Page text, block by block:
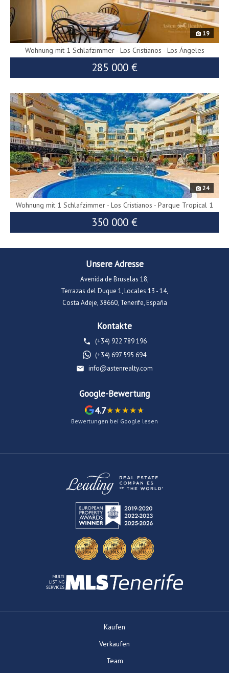
19
Wohnung mit 1 Schlafzimmer - Los Cristianos - Los Ángeles
285 000 €
24
Wohnung mit 1 Schlafzimmer - Los Cristianos - Parque Tropical 1
350 000 €
Unsere Adresse
Avenida de Bruselas 18,
Terrazas del Duque 1, Locales 13 - 14,
Costa Adeje, 38660, Tenerife, España
Kontakte
(+34) 922 789 196
(+34) 697 595 694
info@astenrealty.com
Google-Bewertung
4.7
Bewertungen bei Google lesen
Kaufen
Verkaufen
Team